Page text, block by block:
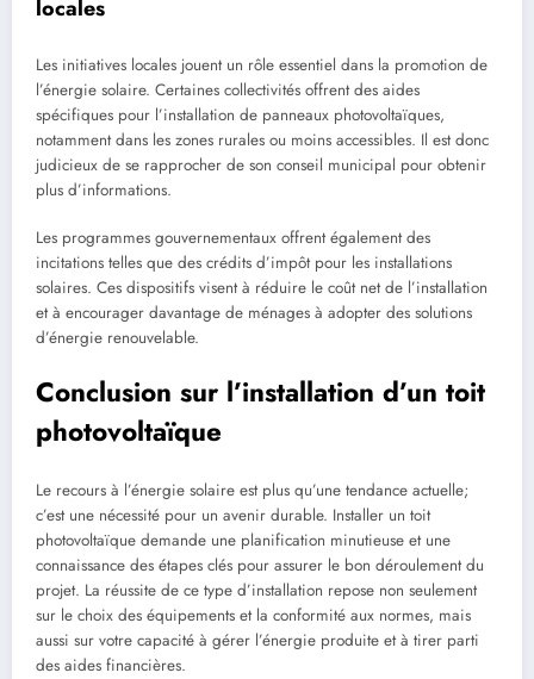
locales
Les initiatives locales jouent un rôle essentiel dans la promotion de
l’énergie solaire. Certaines collectivités offrent des aides
spécifiques pour l’installation de panneaux photovoltaïques,
notamment dans les zones rurales ou moins accessibles. Il est donc
judicieux de se rapprocher de son conseil municipal pour obtenir
plus d’informations.
Les programmes gouvernementaux offrent également des
incitations telles que des crédits d’impôt pour les installations
solaires. Ces dispositifs visent à réduire le coût net de l’installation
et à encourager davantage de ménages à adopter des solutions
d’énergie renouvelable.
Conclusion sur l’installation d’un toit
photovoltaïque
Le recours à l’énergie solaire est plus qu’une tendance actuelle;
c’est une nécessité pour un avenir durable. Installer un toit
photovoltaïque demande une planification minutieuse et une
connaissance des étapes clés pour assurer le bon déroulement du
projet. La réussite de ce type d’installation repose non seulement
sur le choix des équipements et la conformité aux normes, mais
aussi sur votre capacité à gérer l’énergie produite et à tirer parti
des aides financières.